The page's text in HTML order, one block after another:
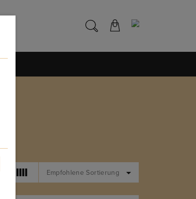
Empfohlene Sortierung